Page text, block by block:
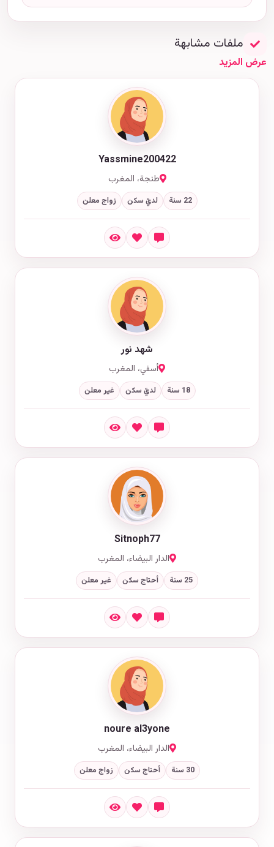
ملفات مشابهة
عرض المزيد
Yassmine200422
طنجة، المغرب
22 سنة لديّ سكن زواج معلن
شهد نور
أسفي، المغرب
18 سنة لديّ سكن غير معلن
Sitnoph77
الدار البيضاء، المغرب
25 سنة أحتاج سكن غير معلن
noure al3yone
الدار البيضاء، المغرب
30 سنة أحتاج سكن زواج معلن